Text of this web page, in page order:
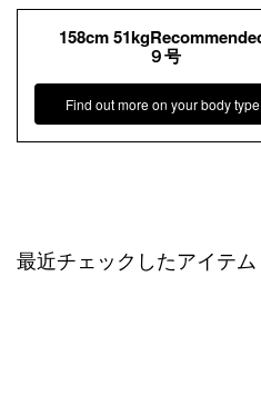
158cm
９号
Find out more on your body type
最近チェックしたアイテム